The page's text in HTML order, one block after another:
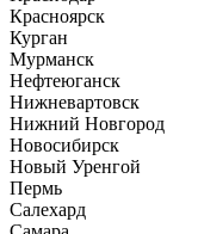
Красноярск
Курган
Мурманск
Нефтеюганск
Нижневартовск
Нижний Новгород
Новосибирск
Новый Уренгой
Пермь
Салехард